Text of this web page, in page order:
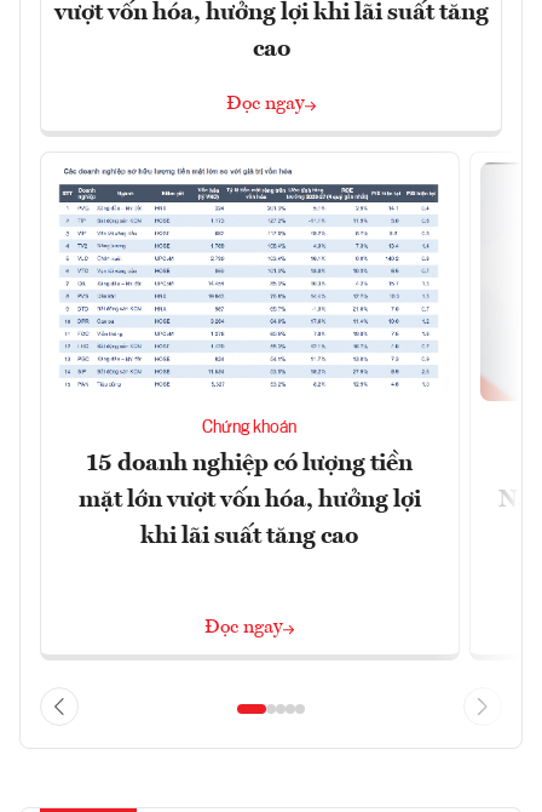
vượt vốn hóa, hưởng lợi khi lãi suất tăng
cao
Đọc ngay
Chứng khoán
15 doanh nghiệp có lượng tiền
mặt lớn vượt vốn hóa, hưởng lợi
khi lãi suất tăng cao
Đọc ngay